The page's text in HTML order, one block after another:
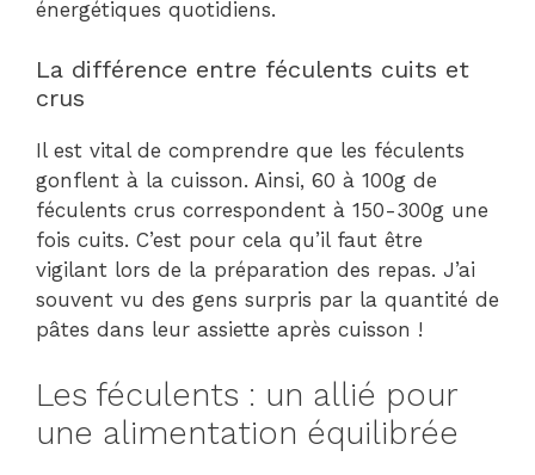
énergétiques quotidiens.
La différence entre féculents cuits et
crus
Il est vital de comprendre que les féculents
gonflent à la cuisson. Ainsi, 60 à 100g de
féculents crus correspondent à 150-300g une
fois cuits. C’est pour cela qu’il faut être
vigilant lors de la préparation des repas. J’ai
souvent vu des gens surpris par la quantité de
pâtes dans leur assiette après cuisson !
Les féculents : un allié pour
une alimentation équilibrée